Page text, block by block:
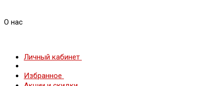
О нас
Личный кабинет
Избранное